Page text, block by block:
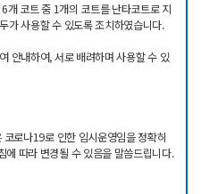
개 코트 중 1개의 코트를 난타코트로 지
가 사용할 수 있도록 조치하였습니다.
안내하여, 서로 배려하며 사용할 수 있
로나19로 인한 임시운영임을 정확히
에 따라 변경될 수 있음을 말씀드립니다.